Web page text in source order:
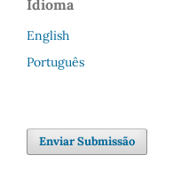
Idioma
English
Português
Enviar Submissão